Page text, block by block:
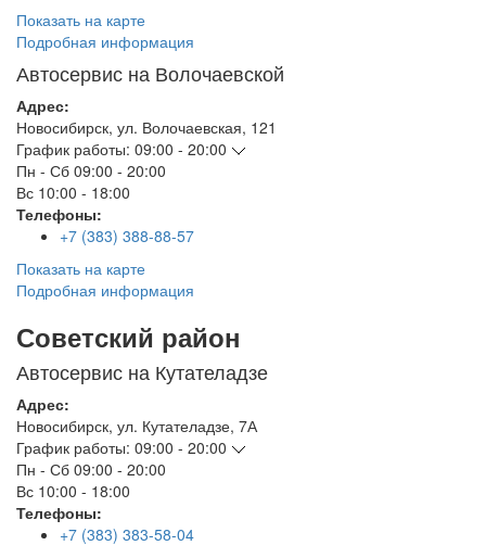
Показать на карте
Подробная информация
Автосервис на Волочаевской
Адрес:
Новосибирск, ул. Волочаевская, 121
График работы: 09:00 - 20:00
Пн - Сб 09:00 - 20:00
Вс 10:00 - 18:00
Телефоны:
+7 (383) 388-88-57
Показать на карте
Подробная информация
Советский район
Автосервис на Кутателадзе
Адрес:
Новосибирск, ул. Кутателадзе, 7А
График работы: 09:00 - 20:00
Пн - Сб 09:00 - 20:00
Вс 10:00 - 18:00
Телефоны:
+7 (383) 383-58-04